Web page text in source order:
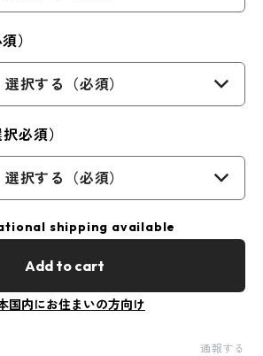
）
選択する（必須）
必須）
選択する（必須）
shipping available
Add to cart
国内にお住まいの方向け
通報する